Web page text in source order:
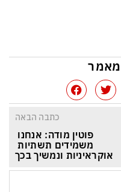
כתבה הבאה
פוטין מודה: אנחנו
משמידים תשתיות
אוקראיניות ונמשיך בכך